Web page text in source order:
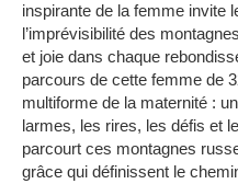
inspirante de la femme invite
l’imprévisibilité des
et joie dans chaque
parcours de cette femme de
multiforme de la maternité :
larmes, les rires, les défis et
parcourt ces montagnes
grâce qui définissent le